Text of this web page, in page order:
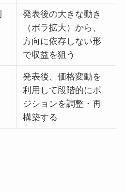
発表後の大きな動き
（ボラ拡大）から、
方向に依存しない形
で収益を狙う
発表後、価格変動を
利用して段階的にポ
ジションを調整・再
構築する